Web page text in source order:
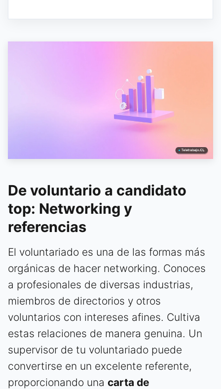
De voluntario a candidato
top: Networking y
referencias
El voluntariado es una de las formas más
orgánicas de hacer networking. Conoces
a profesionales de diversas industrias,
miembros de directorios y otros
voluntarios con intereses afines. Cultiva
estas relaciones de manera genuina. Un
supervisor de tu voluntariado puede
convertirse en un excelente referente,
proporcionando una carta de